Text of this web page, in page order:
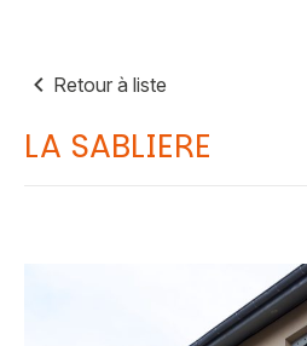
Retour à liste
LA SABLIERE